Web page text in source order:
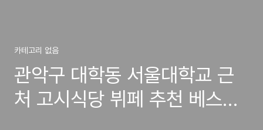
카테고리 없음
관악구 대학동 서울대학교 근
처 고시식당 뷔페 추천 베스트